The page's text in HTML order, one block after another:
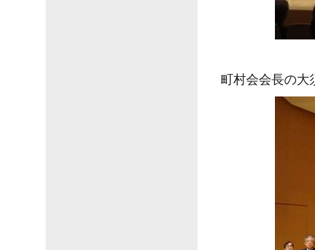
町村会会長の大